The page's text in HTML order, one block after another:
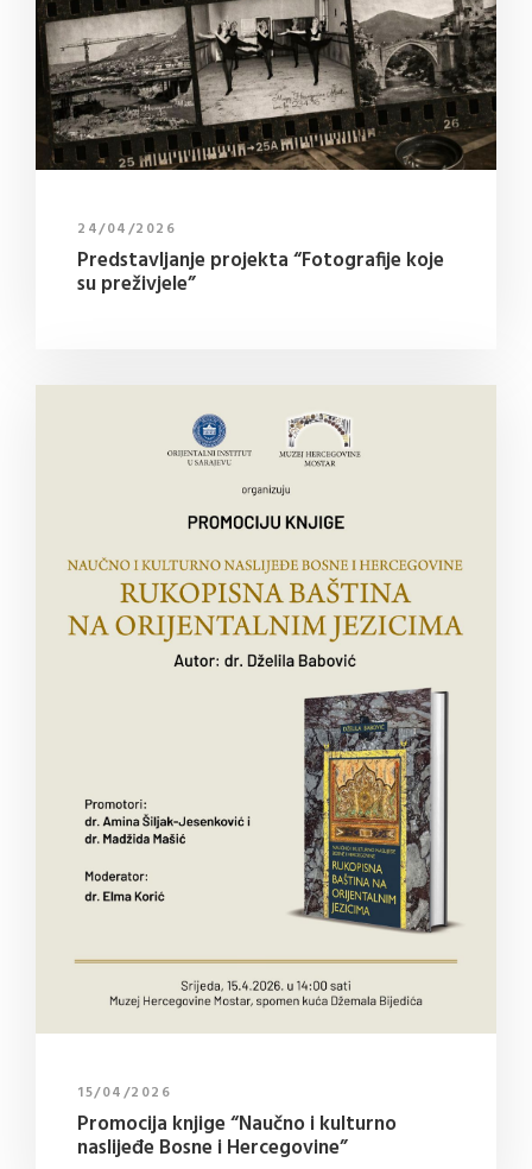
24/04/2026
Predstavljanje projekta “Fotografije koje
su preživjele”
15/04/2026
Promocija knjige “Naučno i kulturno
naslijeđe Bosne i Hercegovine”